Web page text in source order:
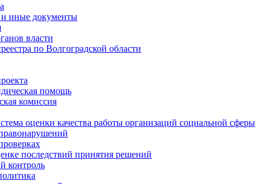
иные документы
власти
по Волгоградской области
помощь
комиссия
оценки качества работы организаций социальной сферы
последствий принятия решений
контроль